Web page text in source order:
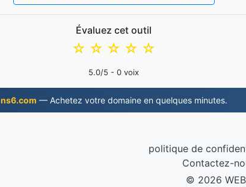
Évaluez cet outil
☆
☆
☆
☆
☆
5.0/5 - 0 voix
ns6.com — Achetez votre domaine en quelques minutes.
politique de
Contactez-
© 2026